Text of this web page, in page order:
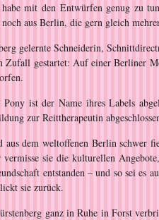
habe mit den Entwürfen genug zu
aus Berlin, die gern gleich
gelernte Schneiderin,
gestartet: Auf einer Berliner
ist der Name ihres Labels
zur Reittherapeutin
aus dem weltoffenen Berlin schwer
sie die kulturellen
entstanden – und so sei es
sie zurück.
ganz in Ruhe in Forst